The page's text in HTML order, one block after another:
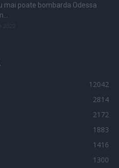
mai poate bombarda Odessa
12042
2814
2172
1883
1416
1300